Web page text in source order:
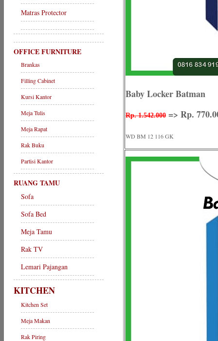
Matras Protector
OFFICE FURNITURE
Brankas
Filling Cabinet
Kursi Kantor
Meja Tulis
Meja Rapat
Rak Buku
Partisi Kantor
RUANG TAMU
Sofa
Sofa Bed
Meja Tamu
Rak TV
Lemari Pajangan
KITCHEN
Kitchen Set
Meja Makan
Rak Piring
Baby Locker Batman
Rp. 1.542.000 => Rp.
WD BM 12 116 GK